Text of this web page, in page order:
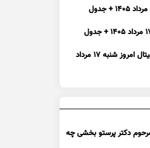
قیمت بیت کوین و ارز‌های دیجیتال امروز شنبه ۱۷ مرداد
مرحوم دکتر پرستو بخشی چه